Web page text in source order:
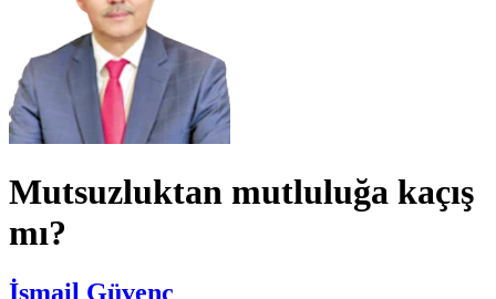
Mutsuzluktan mutluluğa kaçış
mı?
İsmail Güvenç